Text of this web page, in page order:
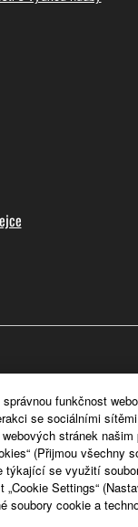
funkčnost
se sociálními
stránek našim
(Přijmou všechny
se využití
Settings“
soubory cookie a